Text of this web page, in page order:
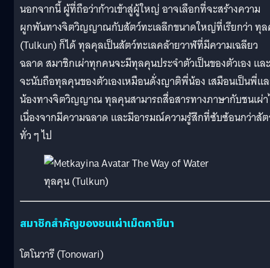
นอกจากนี้ ผู้ที่ถือว่าก้าวเข้าสู่ผู้ใหญ่ อาจเลือกที่จะสร้างความ
ผูกพันทางจิตวิญญาณกับสัตว์ทะเลลึกขนาดใหญ่ที่เรียกว่า ทุ
(Tulkun) ก็ได้ ทุลคุลเป็นสัตว์ทะเลคล้ายวาฬที่มีความเฉลียว
ฉลาด สมาชิกเผ่าทุกคนจะมีทุลคุนประจำตัวเป็นของตัวเอง และ
จะนับถือทุลคุนของตัวเองเหมือนดั่งญาติพี่น้อง เสมือนเป็นพี่แ
น้องทางจิตวิญญาณ ทุลคุนสามารถสื่อสารทางภาษากับชนเผ่
เนื่องจากมีความฉลาด และมีอารมณ์ความรู้สึกที่ซับซ้อนกว่าสั
ทั่ว ๆ ไป
ทุลคุน (Tulkun)
สมาชิกสำคัญของชนเผ่าเม็ตคายีนา
โตโนวารี (Tonowari)